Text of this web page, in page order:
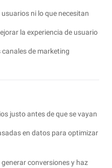
ni lo que necesitan
la experiencia de usuario
de marketing
justo antes de que se vayan
en datos para optimizar
conversiones y haz